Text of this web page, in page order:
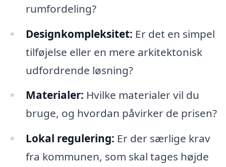
rumfordeling?
Designkompleksitet: Er det en simpel
tilføjelse eller en mere arkitektonisk
udfordrende løsning?
Materialer: Hvilke materialer vil du
bruge, og hvordan påvirker de prisen?
Lokal regulering: Er der særlige krav
fra kommunen, som skal tages højde